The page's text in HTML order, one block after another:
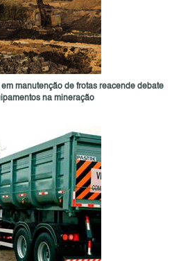
manutenção de frotas reacende debate
na mineração